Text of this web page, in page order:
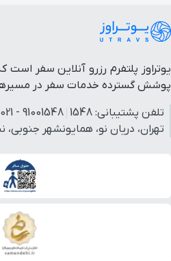
پوشش گسترده خدمات سفر در
تلفن پشتیبانی: 1548
91001548 - 021
تهران، دریان نو، همایونشهر جنوبی، نبش سروش